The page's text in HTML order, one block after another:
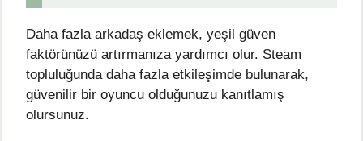
Daha fazla arkadaş eklemek, yeşil güven
faktörünüzü artırmanıza yardımcı olur. Steam
topluluğunda daha fazla etkileşimde bulunarak,
güvenilir bir oyuncu olduğunuzu kanıtlamış
olursunuz.